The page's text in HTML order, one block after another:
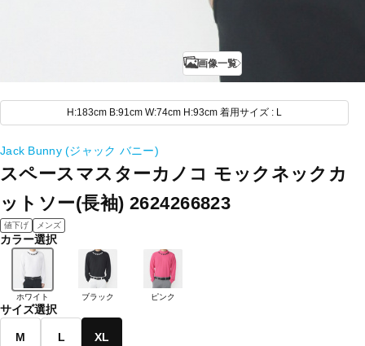
画像一覧
H:183cm B:91cm W:74cm H:93cm 着用サイズ : L
Jack Bunny (ジャック バニー)
スペースマスターカノコ モックネックカ
ットソー(長袖) 2624266823
値下げ メンズ
カラー選択
ホワイト ブラック ピンク
サイズ選択
M L XL